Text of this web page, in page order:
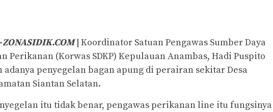
ZONASIDIK.COM| Koordinator Satuan Pengawas Sumber Daya
Perikanan (Korwas SDKP) Kepulauan Anambas, Hadi Puspito
adanya penyegelan bagan apung di perairan sekitar Desa
Siantan Selatan.
itu tidak benar, pengawas perikanan line itu fungsinya